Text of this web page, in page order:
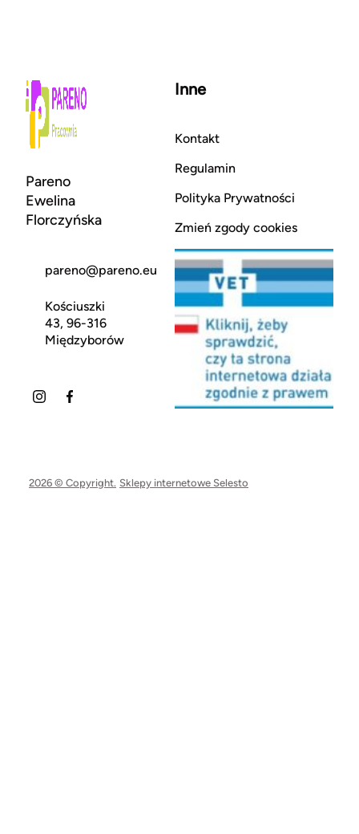
Pareno
Ewelina
Florczyńska
pareno@pareno.eu
Kościuszki
43, 96-316
Międzyborów
Inne
Kontakt
Regulamin
Polityka Prywatności
Zmień zgody cookies
2026 © Copyright. Sklepy internetowe Selesto